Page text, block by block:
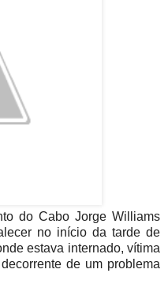
do Cabo Jorge Williams
no início da tarde de
estava internado, vítima
de um problema